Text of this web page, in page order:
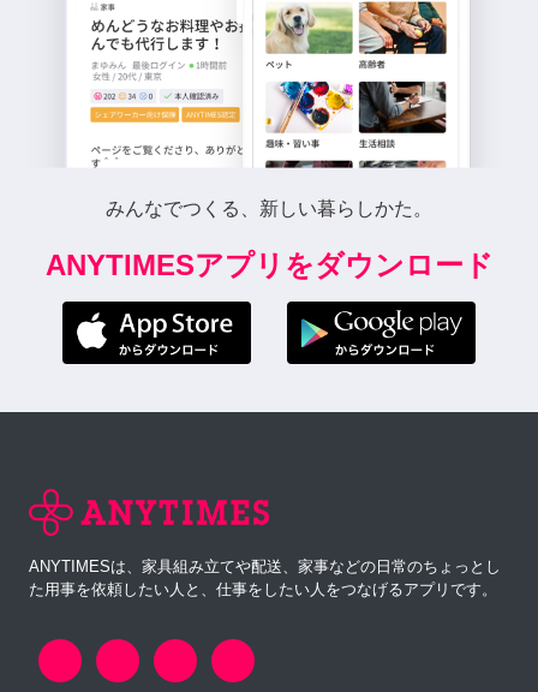
みんなでつくる、新しい暮らしかた。
ANYTIMESアプリをダウンロード
ANYTIMESは、家具組み立てや配送、家事などの日常のちょっとし
た用事を依頼したい人と、仕事をしたい人をつなげるアプリです。